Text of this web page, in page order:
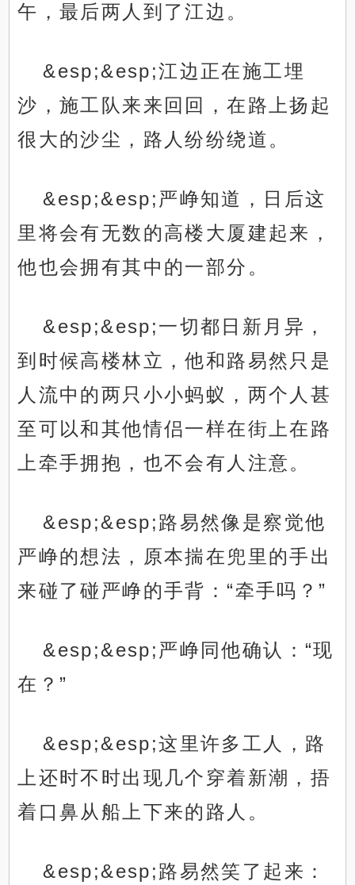
午，最后两人到了江边。
&esp;&esp;江边正在施工埋
沙，施工队来来回回，在路上扬起
很大的沙尘，路人纷纷绕道。
&esp;&esp;严峥知道，日后这
里将会有无数的高楼大厦建起来，
他也会拥有其中的一部分。
&esp;&esp;一切都日新月异，
到时候高楼林立，他和路易然只是
人流中的两只小小蚂蚁，两个人甚
至可以和其他情侣一样在街上在路
上牵手拥抱，也不会有人注意。
&esp;&esp;路易然像是察觉他
严峥的想法，原本揣在兜里的手出
来碰了碰严峥的手背：“牵手吗？”
&esp;&esp;严峥同他确认：“现
在？”
&esp;&esp;这里许多工人，路
上还时不时出现几个穿着新潮，捂
着口鼻从船上下来的路人。
&esp;&esp;路易然笑了起来：